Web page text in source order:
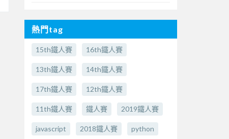
熱門tag
15th鐵人賽 16th鐵人賽
13th鐵人賽 14th鐵人賽
17th鐵人賽 12th鐵人賽
11th鐵人賽 鐵人賽 2019鐵人賽
javascript 2018鐵人賽 python